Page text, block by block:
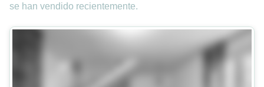
se han vendido recientemente.